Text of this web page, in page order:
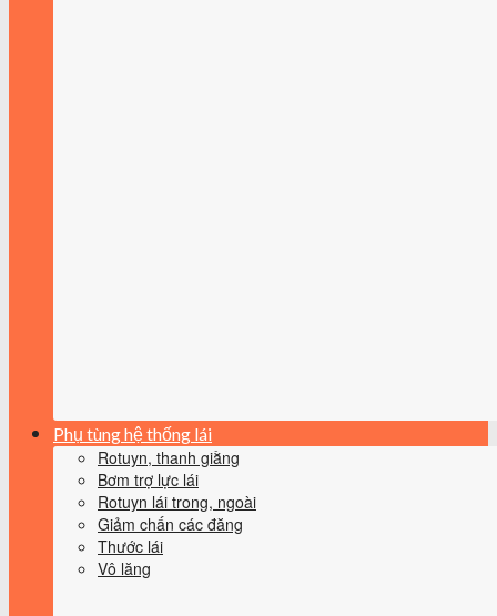
Phụ tùng hệ thống lái
Rotuyn, thanh giằng
Bơm trợ lực lái
Rotuyn lái trong, ngoài
Giảm chấn các đăng
Thước lái
Vô lăng